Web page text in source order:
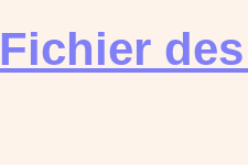
Fichier